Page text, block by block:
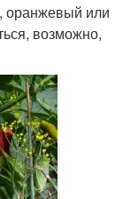
оранжевый или
возможно,